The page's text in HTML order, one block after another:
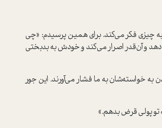
چیزی فکر می‌کند. برای همین پرسیدم: «چی
و آن‌قدر اصرار می‌کند و خودش به بدبختی
به خواسته‌شان به ما فشار می‌آورند. این جور
تو پولی قرض بدهم.»